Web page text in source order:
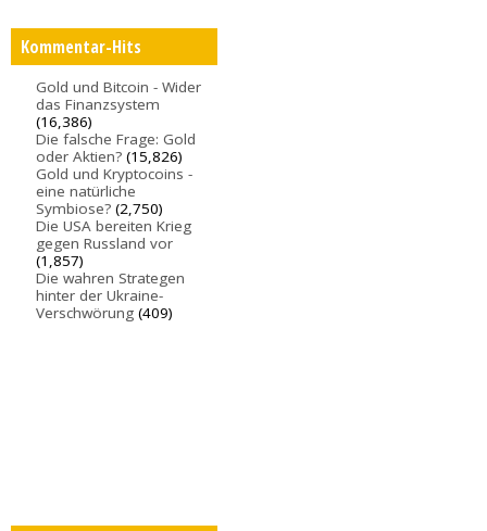
Kommentar-Hits
Gold und Bitcoin - Wider
das Finanzsystem
(16,386)
Die falsche Frage: Gold
oder Aktien? (15,826)
Gold und Kryptocoins -
eine natürliche
Symbiose? (2,750)
Die USA bereiten Krieg
gegen Russland vor
(1,857)
Die wahren Strategen
hinter der Ukraine-
Verschwörung (409)